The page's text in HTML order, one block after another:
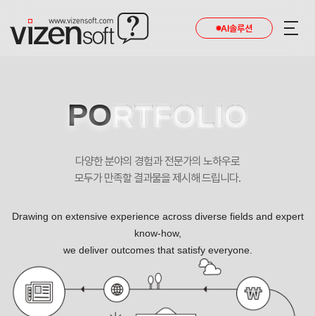
AI솔루션
PORTFOLIO
다양한 분야의 경험과 전문가의 노하우로
모두가 만족할 결과물을 제시해 드립니다.
Drawing on extensive experience across diverse fields and expert
know-how,
we deliver outcomes that satisfy everyone.